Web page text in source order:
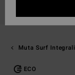
Muta Surf Integrali
ECO